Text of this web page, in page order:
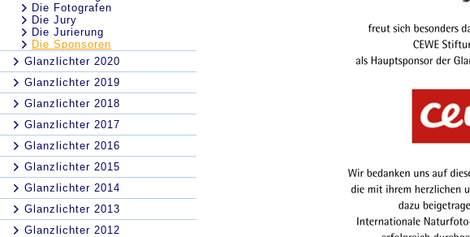
Die Fotografen
Die Jury
Die Jurierung
Die Sponsoren
Glanzlichter 2020
Glanzlichter 2019
Glanzlichter 2018
Glanzlichter 2017
Glanzlichter 2016
Glanzlichter 2015
Glanzlichter 2014
Glanzlichter 2013
Glanzlichter 2012